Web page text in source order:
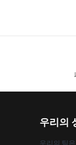
우리의
우리의 팀